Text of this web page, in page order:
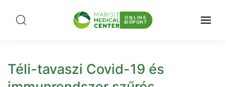
ONLINE
IDŐPONT
Téli-tavaszi Covid-19 és